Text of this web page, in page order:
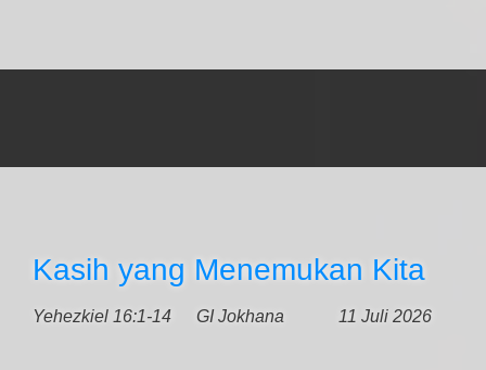
Kasih yang Menemukan Kita
Yehezkiel 16:1-14 11 Juli 2026
GI Jokhana